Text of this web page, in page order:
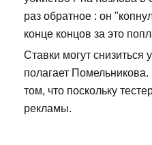
раз обратное : он
конце концов за это
Ставки могут
полагает
том, что поскольку
рекламы.